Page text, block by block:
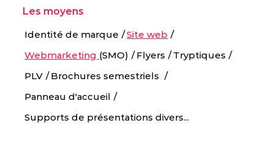
Les moyens
Identité de marque
Site web
Webmarketing (SMO) Flyers
Tryptiques
PLV
Brochures semestriels
Panneau d'accueil
Supports de présentations divers...